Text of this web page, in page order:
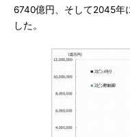
6740億円、そして2045年
した。